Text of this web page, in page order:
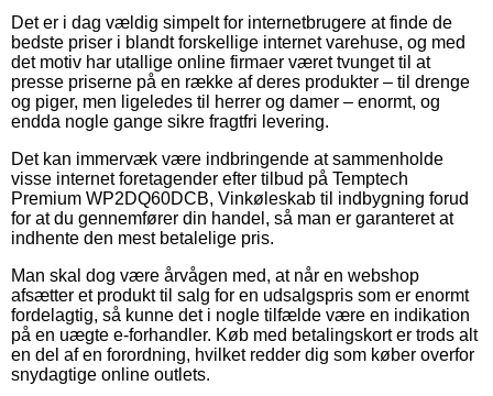
Det er i dag vældig simpelt for internetbrugere at finde de
bedste priser i blandt forskellige internet varehuse, og med
det motiv har utallige online firmaer været tvunget til at
presse priserne på en række af deres produkter – til drenge
og piger, men ligeledes til herrer og damer – enormt, og
endda nogle gange sikre fragtfri levering.
Det kan immervæk være indbringende at sammenholde
visse internet foretagender efter tilbud på Temptech
Premium WP2DQ60DCB, Vinkøleskab til indbygning forud
for at du gennemfører din handel, så man er garanteret at
indhente den mest betalelige pris.
Man skal dog være årvågen med, at når en webshop
afsætter et produkt til salg for en udsalgspris som er enormt
fordelagtig, så kunne det i nogle tilfælde være en indikation
på en uægte e-forhandler. Køb med betalingskort er trods alt
en del af en forordning, hvilket redder dig som køber overfor
snydagtige online outlets.